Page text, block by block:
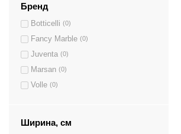
Бренд
Botticelli (0)
Fancy Marble (0)
Juventa (0)
Marsan (0)
Volle (0)
Ширина, см